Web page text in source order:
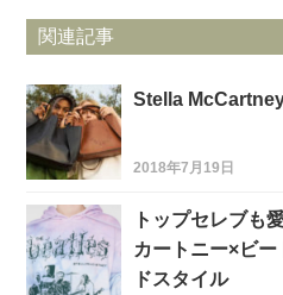
関連記事
Stella
2018年7月19日
トップセレブも
カートニー×ビ
ドスタイル